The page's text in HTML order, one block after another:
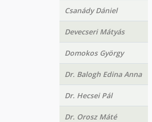
Csanády Dániel
Devecseri Mátyás
Domokos György
Dr. Balogh Edina Anna
Dr. Hecsei Pál
Dr. Orosz Máté